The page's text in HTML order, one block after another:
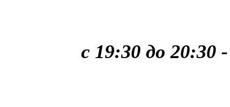
с 19:30 до